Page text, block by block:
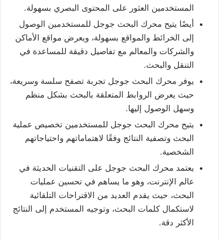
المستخدمين العثور على المحتوى البصري بسهولة.
أيضًا يتيح محرك البحث جوجل للمستخدمين الوصول
إلى الخرائط والمواقع بسهولة، ويعرض مواقع الأماكن
والشركات والمعالم مع تفاصيل دقيقة للمساعدة في
التنقل والبحث.
يوفر محرك البحث جوجل تجربة تصفح سلسة وسريعة،
حيث يعرض الروابط المتعلقة بالبحث بشكل منظم
وسهل الوصول إليها.
يتيح محرك البحث جوجل للمستخدمين تخصيص عملية
البحث وتصفية النتائج وفقًا لاهتماماتهم واحتياجاتهم
الشخصية.
يعتمد محرك البحث جوجل على التقنيات الحديثة في
عالم الإنترنت، وهو ما يساهم في تحسين عمليات
البحث، حيث يقدم العديد من الاقتراحات التلقائية
لاستكمال كلمات البحث، وتوجيه المستخدم إلى النتائج
الأكثر دقة.